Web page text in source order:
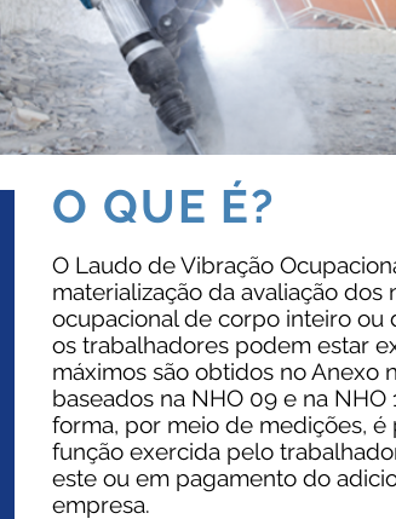
O QUE É?
O Laudo de Vibração
materialização da avaliação dos
ocupacional de corpo inteiro ou
os trabalhadores podem estar
máximos são obtidos no Anexo
baseados na NHO 09 e na NHO
forma, por meio de medições, é
função exercida pelo
este ou em pagamento do
empresa.